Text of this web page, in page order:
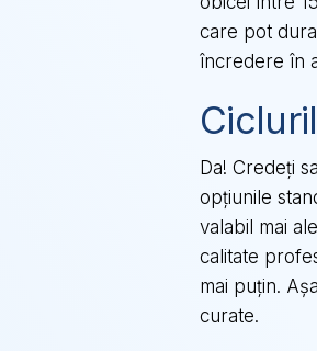
care pot
încredere în
Da! Credeți
opțiunile
valabil mai
calitate
mai puțin.
curate.